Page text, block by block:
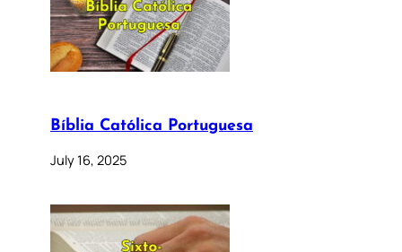
Bíblia Católica Portuguesa
July 16, 2025